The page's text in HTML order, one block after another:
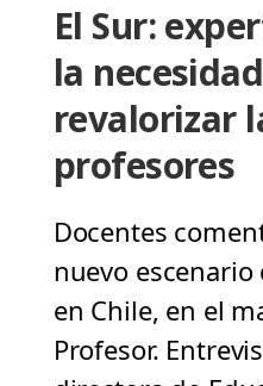
El Sur:
la
revalorizar
profesores
Docentes
nuevo
en Chile, en el
Profesor.